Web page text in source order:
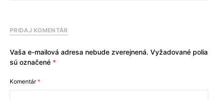
PRIDAJ KOMENTÁR
Vaša e-mailová adresa nebude zverejnená. Vyžadované polia
sú označené *
Komentár*